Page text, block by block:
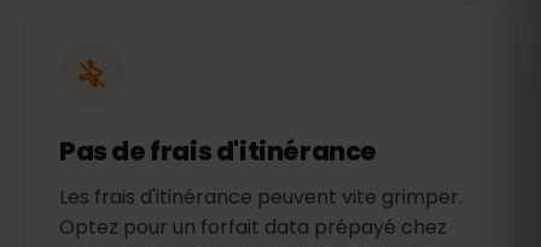
Pas de frais d'itinérance
Les frais d'itinérance peuvent vite grimper.
Optez pour un forfait data prépayé chez